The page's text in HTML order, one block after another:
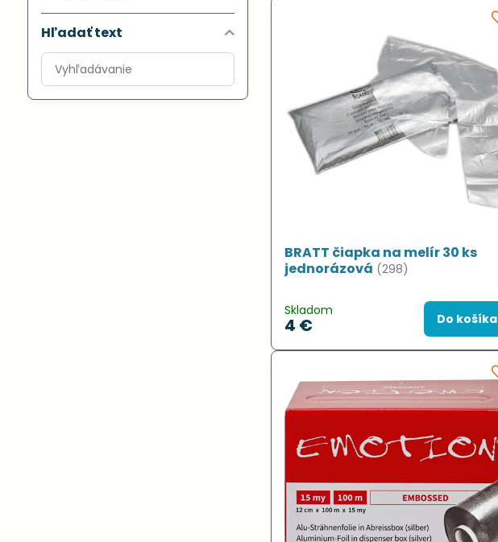
BRATT čiapka na melír 30 ks
jednorázová (298)
Skladom
4 € Do košíka
Hľadať text
Prehľadať
výsledky
filtra